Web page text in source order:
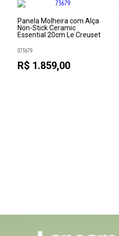
Panela Molheira com Alça
Non-Stick Ceramic
Essential 20cm Le Creuset
073679
R$ 1.859,00